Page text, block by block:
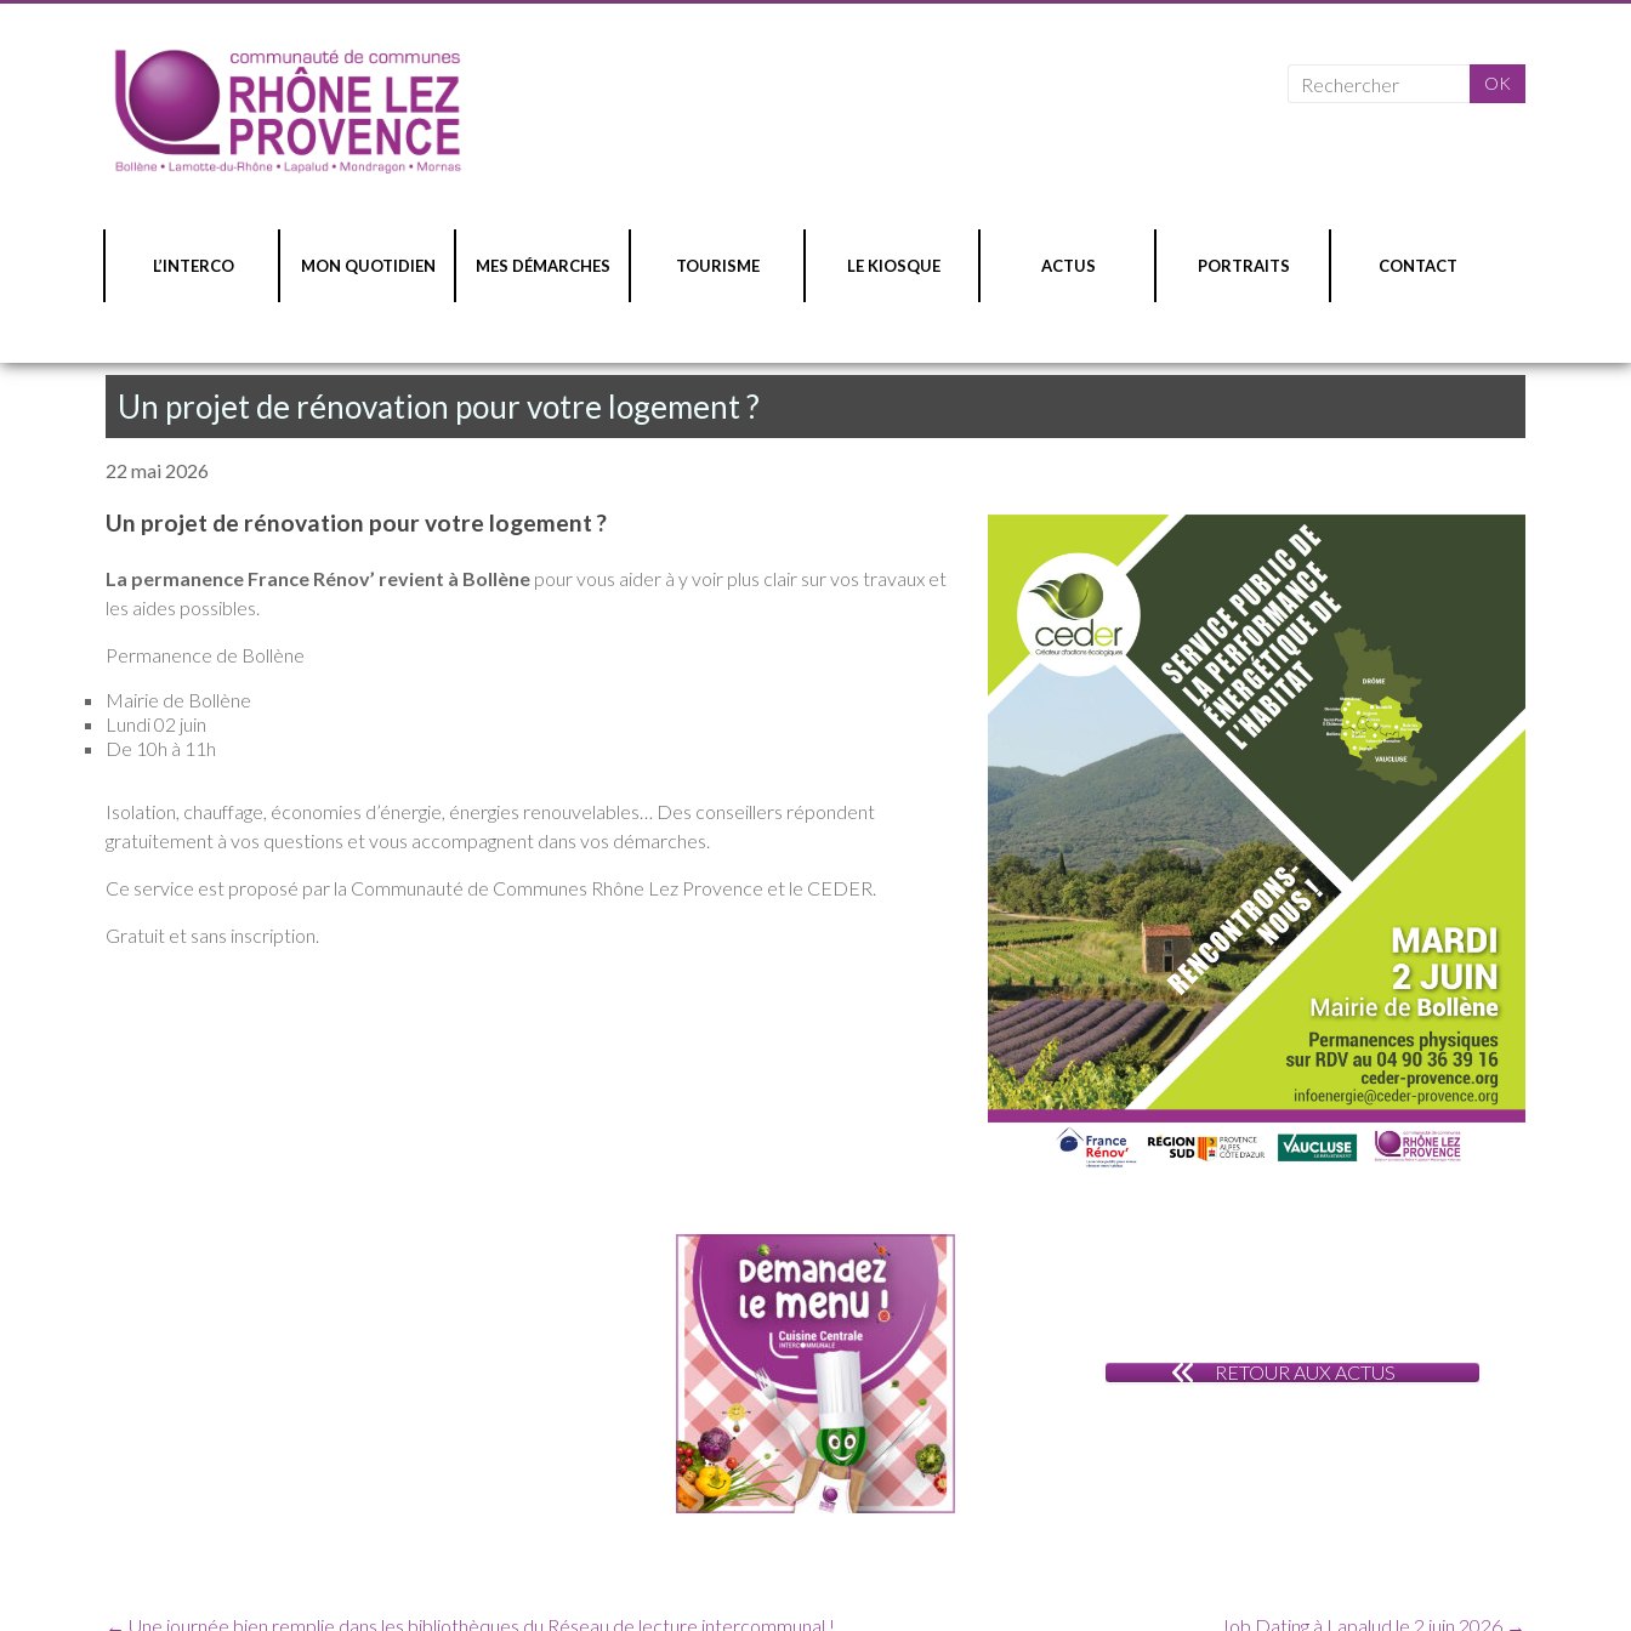
L’INTERCO MON QUOTIDIEN MES DÉMARCHES TOURISME LE KIOSQUE ACTUS PORTRAITS CONTACT
Un projet de rénovation pour votre logement ?
22 mai 2026
Un projet de rénovation pour votre logement ?
La permanence France Rénov’ revient à Bollène pour vous aider à y voir plus clair sur vos travaux et
les aides possibles.
Permanence de Bollène
Mairie de Bollène
Lundi 02 juin
De 10h à 11h
Isolation, chauffage, économies d’énergie, énergies renouvelables… Des conseillers répondent
gratuitement à vos questions et vous accompagnent dans vos démarches.
Ce service est proposé par la Communauté de Communes Rhône Lez Provence et le CEDER.
Gratuit et sans inscription.
RETOUR AUX ACTUS
← Une journée bien remplie dans les bibliothèques du Réseau de lecture intercommunal ! Job Dating à Lapalud le 2 juin 2026 →